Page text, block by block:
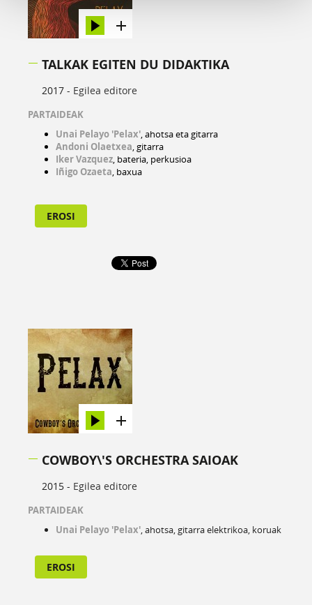
TALKAK EGITEN DU DIDAKTIKA
2017 - Egilea editore
PARTAIDEAK
Unai Pelayo 'Pelax', ahotsa eta gitarra
Andoni Olaetxea, gitarra
Iker Vazquez, bateria, perkusioa
Iñigo Ozaeta, baxua
EROSI
COWBOY\'S ORCHESTRA SAIOAK
2015 - Egilea editore
PARTAIDEAK
Unai Pelayo 'Pelax', ahotsa, gitarra elektrikoa, koruak
EROSI